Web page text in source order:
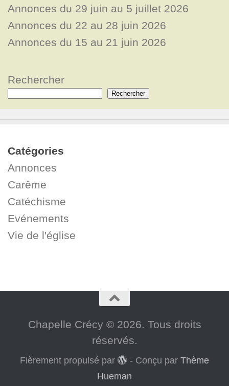
Annonces du 29 juin au 5 juillet 2026
Annonces du 22 au 28 juin 2026
Annonces du 15 au 21 juin 2026
Rechercher
Rechercher
Catégories
Annonces
Carême
Catéchisme
Evénements
Vie de l'église
Chapelle Crécy © 2026. Tous droits
réservés.
Fièrement propulsé par - Conçu par Thème
Hueman